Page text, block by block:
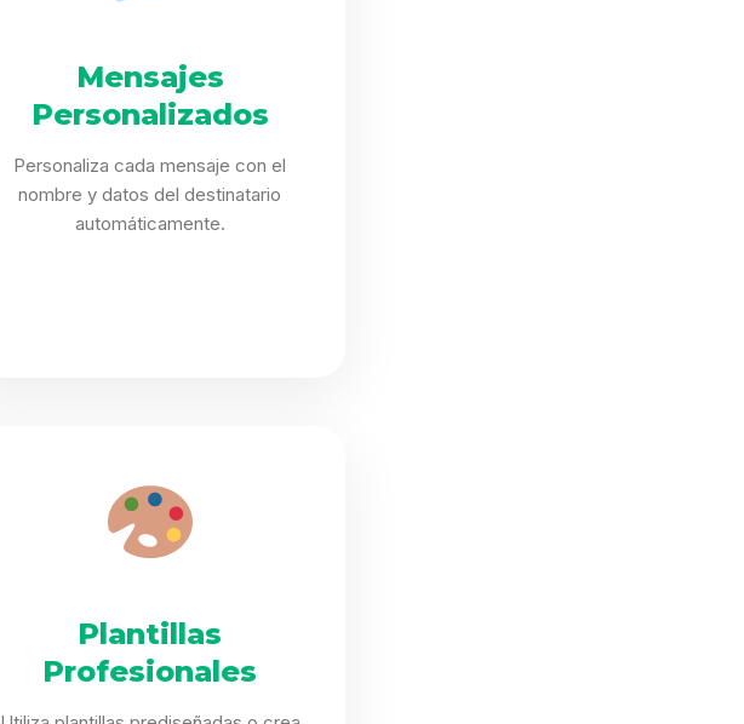
Mensajes
Personalizados
Personaliza cada mensaje con el
nombre y datos del destinatario
automáticamente.
Plantillas
Profesionales